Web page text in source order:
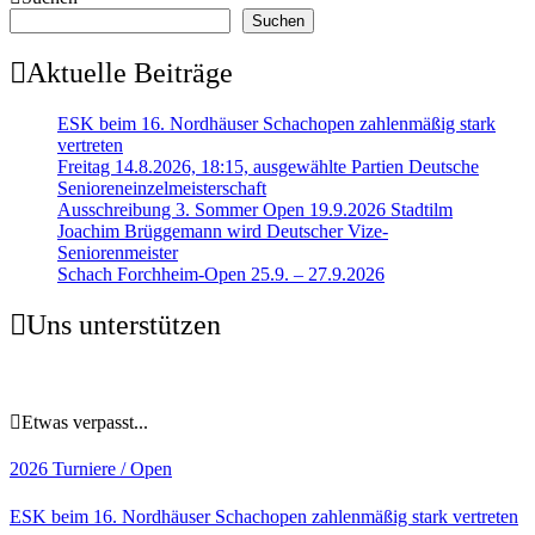
Suchen
Aktuelle Beiträge
ESK beim 16. Nordhäuser Schachopen zahlenmäßig stark
vertreten
Freitag 14.8.2026, 18:15, ausgewählte Partien Deutsche
Senioreneinzelmeisterschaft
Ausschreibung 3. Sommer Open 19.9.2026 Stadtilm
Joachim Brüggemann wird Deutscher Vize-
Seniorenmeister
Schach Forchheim-Open 25.9. – 27.9.2026
Uns unterstützen
Etwas verpasst...
2026 Turniere / Open
ESK beim 16. Nordhäuser Schachopen zahlenmäßig stark vertreten